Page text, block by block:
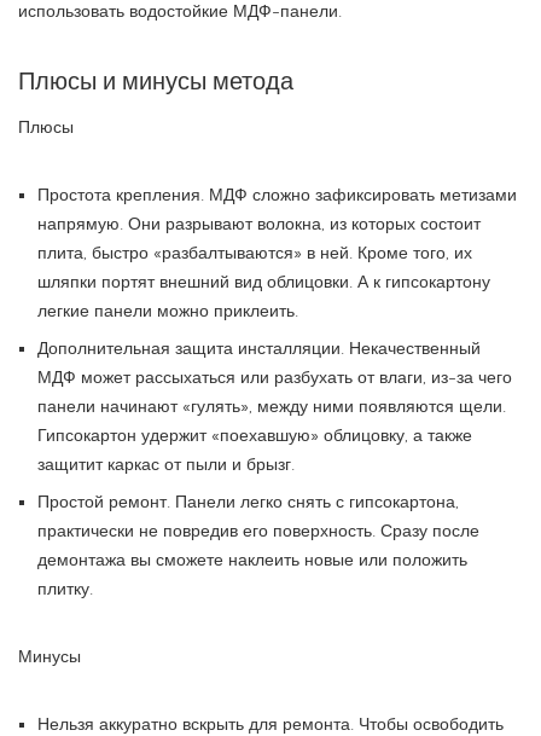
использовать водостойкие МДФ-панели.
Плюсы и минусы метода
Плюсы
Простота крепления. МДФ сложно зафиксировать метизами
напрямую. Они разрывают волокна, из которых состоит
плита, быстро «разбалтываются» в ней. Кроме того, их
шляпки портят внешний вид облицовки. А к гипсокартону
легкие панели можно приклеить.
Дополнительная защита инсталляции. Некачественный
МДФ может рассыхаться или разбухать от влаги, из-за чего
панели начинают «гулять», между ними появляются щели.
Гипсокартон удержит «поехавшую» облицовку, а также
защитит каркас от пыли и брызг.
Простой ремонт. Панели легко снять с гипсокартона,
практически не повредив его поверхность. Сразу после
демонтажа вы сможете наклеить новые или положить
плитку.
Минусы
Нельзя аккуратно вскрыть для ремонта. Чтобы освободить